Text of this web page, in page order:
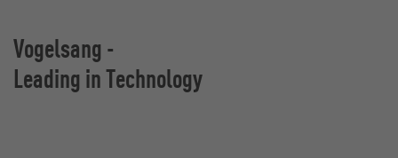
Vogelsang -
Leading in Technology